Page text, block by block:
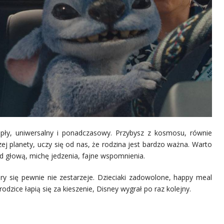
uniwersalny i ponadczasowy. Przybysz z kosmosu, równie
planety, uczy się od nas, że rodzina jest bardzo ważna. Warto
głową, michę jedzenia, fajne wspomnienia.
się pewnie nie zestarzeje. Dzieciaki zadowolone, happy meal
łapią się za kieszenie, Disney wygrał po raz kolejny.